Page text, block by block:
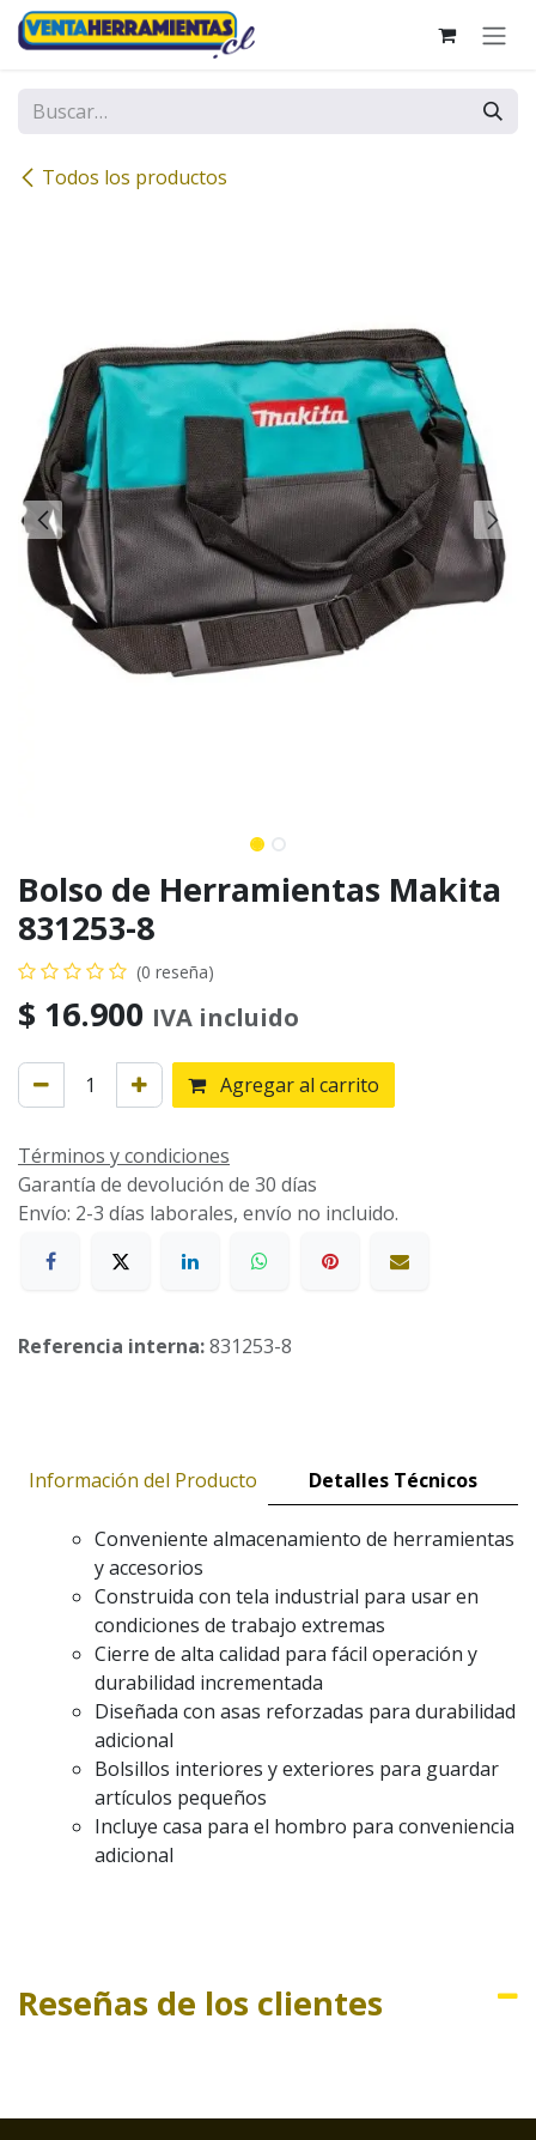
Ir al contenido
Todos los productos
Bolso de Herramientas Makita
831253-8
(0 reseña)
$ 16.900 IVA incluido
Agregar al carrito
Términos y condiciones
Garantía de devolución de 30 días
Envío: 2-3 días laborales, envío no incluido.
Referencia interna:831253-8
Información del Producto Detalles Técnicos
Conveniente almacenamiento de herramientas
y accesorios
Construida con tela industrial para usar en
condiciones de trabajo extremas
Cierre de alta calidad para fácil operación y
durabilidad incrementada
Diseñada con asas reforzadas para durabilidad
adicional
Bolsillos interiores y exteriores para guardar
artículos pequeños
Incluye casa para el hombro para conveniencia
adicional
Reseñas de los clientes